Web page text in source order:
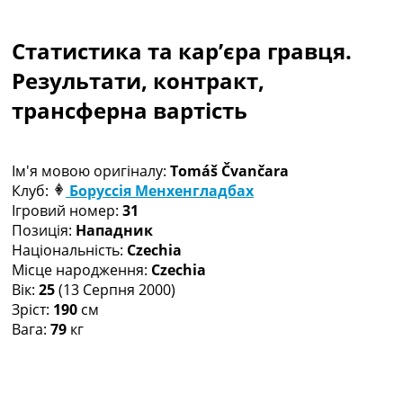
Чемпіонат Світу
Україна. Прем’єр-Ліга
Україна. Перша Ліга
Ліга Чемпіонів
Ще Турніри >>>
Таблиці
Чемпіонат Світу. Турнирні таблиці
Таблиця УПЛ
Перша Ліга
Таблиця АПЛ
Таблиця Ла Ліги
Таблиця Ліги Чемпіонів
Всі таблиці >>>
Статистика та кар’єра гравця.
Результати, контракт,
трансферна вартість
Ім'я мовою оригіналу: Tomáš Čvančara
Клуб:
Боруссія Менхенгладбах
Ігровий номер: 31
Позиція: Нападник
Національність: Czechia
Місце народження: Czechia
Вік: 25(13 Серпня 2000)
Зріст: 190 см
Вага: 79 кг